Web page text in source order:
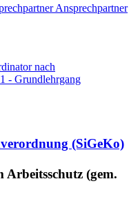
Ansprechpartner
(SiGeKo)
(gem.